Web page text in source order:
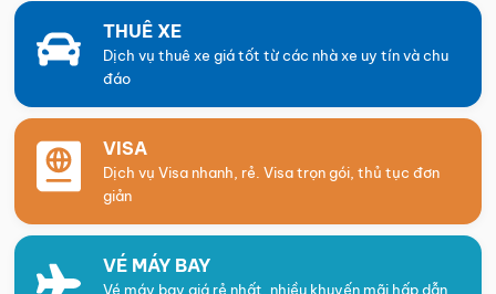
THUÊ XE
Dịch vụ thuê xe giá tốt từ các nhà xe uy tín và chu
đáo
VISA
Dịch vụ Visa nhanh, rẻ. Visa trọn gói, thủ tục đơn
giản
VÉ MÁY BAY
Vé máy bay giá rẻ nhất, nhiều khuyến mãi hấp dẫn